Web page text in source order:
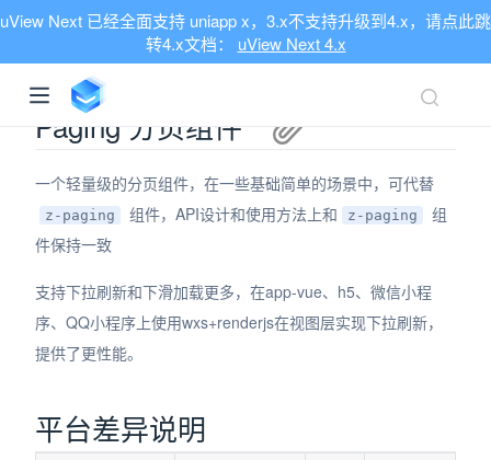
uView Next 已经全面支持 uniapp x，3.x不支持升级到4.x，请点此跳
转4.x文档： uView Next 4.x
Paging 分页组件
一个轻量级的分页组件，在一些基础简单的场景中，可代替
z-paging 组件，API设计和使用方法上和 z-paging
组
件保持一致
支持下拉刷新和下滑加载更多，在app-vue、h5、微信小程
序、QQ小程序上使用wxs+renderjs在视图层实现下拉刷新，
提供了更性能。
平台差异说明